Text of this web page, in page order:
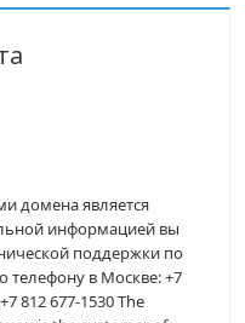
домена является
информацией вы
поддержки по
телефону в Москве: +7
812 677-1530 The